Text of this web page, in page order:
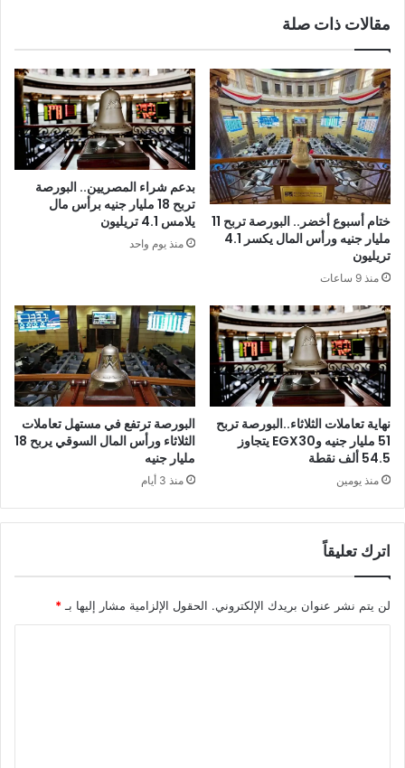
مقالات ذات صلة
ختام أسبوع أخضر.. البورصة تربح 11
مليار جنيه ورأس المال يكسر 4.1
تريليون
منذ 9 ساعات
بدعم شراء المصريين.. البورصة
تربح 18 مليار جنيه برأس مال
يلامس 4.1 تريليون
منذ يوم واحد
نهاية تعاملات الثلاثاء..البورصة تربح
51 مليار جنيه وEGX30 يتجاوز
54.5 ألف نقطة
منذ يومين
البورصة ترتفع في مستهل تعاملات
الثلاثاء ورأس المال السوقي يربح 18
مليار جنيه
منذ 3 أيام
اترك تعليقاً
لن يتم نشر عنوان بريدك الإلكتروني. الحقول الإلزامية مشار إليها بـ *